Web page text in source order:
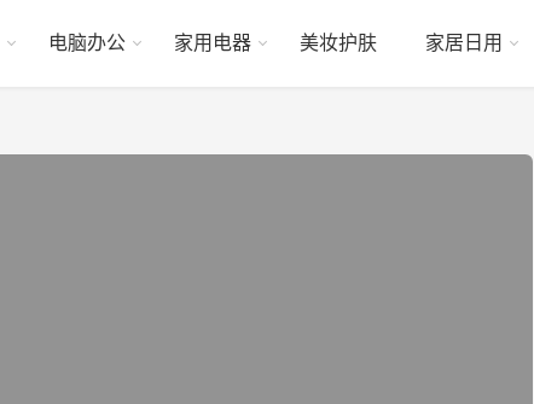
电脑办公 家用电器 美妆护肤 家居日用